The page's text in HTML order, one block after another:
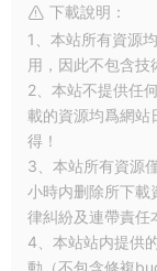
下載說明：
1、本站所有資源
用，因此不包含技
2、本站不提供任
載的資源均爲網站
得！
3、本站所有資源
小時内删除所下載
律糾紛及連帶責任
4、本站站内提供
動（不包含修複